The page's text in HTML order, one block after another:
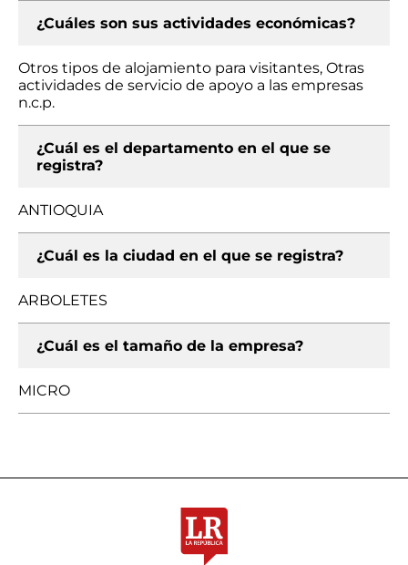
¿Cuáles son sus actividades económicas?
Otros tipos de alojamiento para visitantes, Otras
actividades de servicio de apoyo a las empresas
n.c.p.
¿Cuál es el departamento en el que se
registra?
ANTIOQUIA
¿Cuál es la ciudad en el que se registra?
ARBOLETES
¿Cuál es el tamaño de la empresa?
MICRO